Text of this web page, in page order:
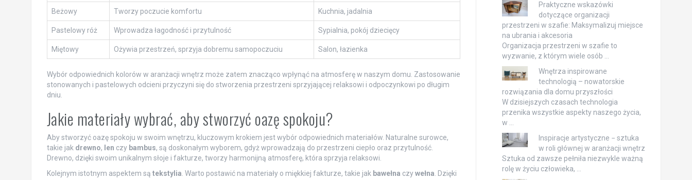
Beżowy Tworzy poczucie komfortu Kuchnia, jadalnia
Pastelowy róż Wprowadza łagodność i przytulność Sypialnia, pokój dziecięcy
Miętowy Ożywia przestrzeń, sprzyja dobremu samopoczuciu Salon, łazienka
Wybór odpowiednich kolorów w aranżacji wnętrz może zatem znacząco wpłynąć na atmosferę w naszym domu. Zastosowanie
stonowanych i pastelowych odcieni przyczyni się do stworzenia przestrzeni sprzyjającej relaksowi i odpoczynkowi po długim
dniu.
Jakie materiały wybrać, aby stworzyć oazę spokoju?
Aby stworzyć oazę spokoju w swoim wnętrzu, kluczowym krokiem jest wybór odpowiednich materiałów. Naturalne surowce,
takie jak drewno, len czy bambus, są doskonałym wyborem, gdyż wprowadzają do przestrzeni ciepło oraz przytulność.
Drewno, dzięki swoim unikalnym słoje i fakturze, tworzy harmonijną atmosferę, która sprzyja relaksowi.
Kolejnym istotnym aspektem są tekstylia . Warto postawić na materiały o miękkiej fakturze, takie jak bawełna czywełna . Dzięki
Praktyczne wskazówki
dotyczące organizacji
przestrzeni w szafie: Maksymalizuj miejsce
na ubrania i akcesoria
Organizacja przestrzeni w szafie to
wyzwanie, z którym wiele osób …
Wnętrza inspirowane
technologią – nowatorskie
rozwiązania dla domu przyszłości
W dzisiejszych czasach technologia
przenika wszystkie aspekty naszego życia,
w …
Inspiracje artystyczne − sztuka
w roli głównej w aranżacji wnętrz
Sztuka od zawsze pełniła niezwykle ważną
rolę w życiu człowieka, …